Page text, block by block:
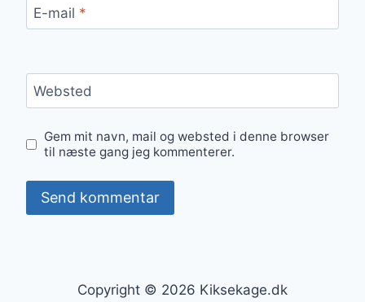
E-mail *
Websted
Gem mit navn, mail og websted i denne browser
til næste gang jeg kommenterer.
Copyright © 2026 Kiksekage.dk